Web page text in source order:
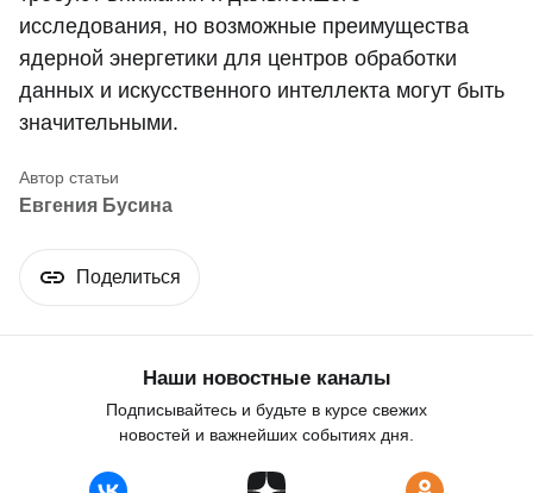
исследования, но возможные преимущества
ядерной энергетики для центров обработки
данных и искусственного интеллекта могут быть
значительными.
Евгения Бусина
Поделиться
Наши новостные каналы
Подписывайтесь и будьте в курсе свежих
новостей и важнейших событиях дня.